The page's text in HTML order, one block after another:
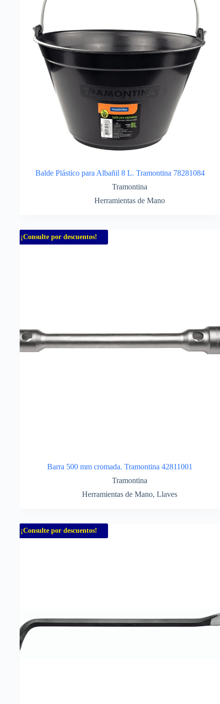
Balde Plástico para Albañil 8 L. Tramontina 78281084
Tramontina
Herramientas de Mano
¡Consulte por descuentos!
Barra 500 mm cromada. Tramontina 42811001
Tramontina
Herramientas de Mano, Llaves
¡Consulte por descuentos!